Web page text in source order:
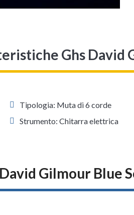
Ghs David
Tipologia: Muta di 6 corde
Strumento: Chitarra elettrica
Gilmour Blue